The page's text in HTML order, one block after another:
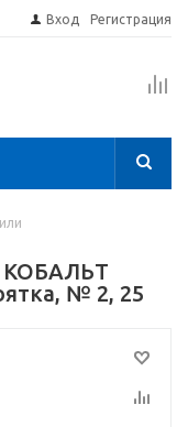
Вход Регистрация
КОБАЛЬТ
№ 2, 25